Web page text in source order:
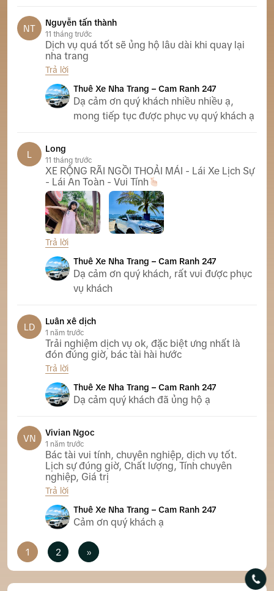
NT
Nguyễn tấn thành
11 tháng trước
Dịch vụ quá tốt sẽ ủng hộ lâu dài khi quay lại
nha trang
Trả lời
Thuê Xe Nha Trang – Cam Ranh 247
Dạ cảm ơn quý khách nhiều nhiều ạ,
mong tiếp tục được phục vụ quý khách ạ
L
Long
11 tháng trước
XE RỘNG RÃI NGỒI THOẢI MÁI - Lái Xe Lịch Sự
- Lái An Toàn - Vui Tính
Trả lời
Thuê Xe Nha Trang – Cam Ranh 247
Dạ cảm ơn quý khách, rất vui được phục
vụ khách
LD
Luân xê dịch
1 năm trước
Trải nghiệm dịch vụ ok, đặc biệt ưng nhất là
đón đúng giờ, bác tài hài hước
Trả lời
Thuê Xe Nha Trang – Cam Ranh 247
Dạ cảm quý khách đã ủng hộ ạ
VN
Vivian Ngoc
1 năm trước
Bác tài vui tính, chuyên nghiệp, dịch vụ tốt.
Lịch sự đúng giờ, Chất lượng, Tính chuyên
nghiệp, Giá trị
Trả lời
Thuê Xe Nha Trang – Cam Ranh 247
Cảm ơn quý khách ạ
1 2 »